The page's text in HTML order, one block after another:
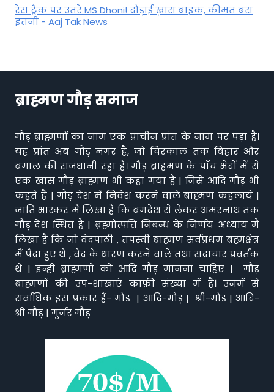
रेस ट्रैक पर उतरे MS Dhoni! दौड़ाई ख़ास बाइक, कीमत बस
इतनी - Aaj Tak News
ब्राह्मण गौड़ समाज
गौड़ ब्राह्मणों का नाम एक प्राचीन प्रांत के नाम पर पड़ा है।
यह प्रांत अब गौड़ नगर है, जो चिरकाल तक बिहार और
बंगाल की राजधानी रहा है। गौड़ ब्राहमण के पाँच भेदों में से
एक खास गौड़ ब्राह्मण भी कहा गया है | जिसे आदि गौड़ भी
कहते हैं | गौड़ देश में निवेश करने वाले ब्राह्मण कहलाये |
जाति भास्कर मैं लिखा है कि बंगदेश से लेकर अमरनाथ तक
गौड़ देश स्थित है | ब्रह्मोत्पत्ति निबन्ध के निर्णय अध्याय मैं
लिखा है कि जो वेदपाठी , तपस्वी ब्राह्मण सर्वप्रथम ब्रह्मक्षेत्र
मैं पैदा हुए थे , वेद के धारण करने वाले तथा सदाचार प्रवर्तक
थे | इन्ही ब्राह्मणो को आदि गौड़ मानना चाहिए | गौड़
ब्राह्मणों की उप-शाखाएं काफ़ी संख्या में हैं। उनमें से
सर्वाधिक इस प्रकार हैं- गौड़ | आदि-गौड़ | श्री-गौड़ | आदि-
श्री गौड़ | गुर्जर गौड़